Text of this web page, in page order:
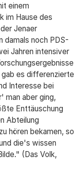
einem
im Hause des
Jenaer
damals noch PDS-
Jahren intensiver
es differenzierte
Interesse bei
man aber ging,
Enttäuschung
Abteilung
hören bekamen, so
die's wissen
(Das Volk,